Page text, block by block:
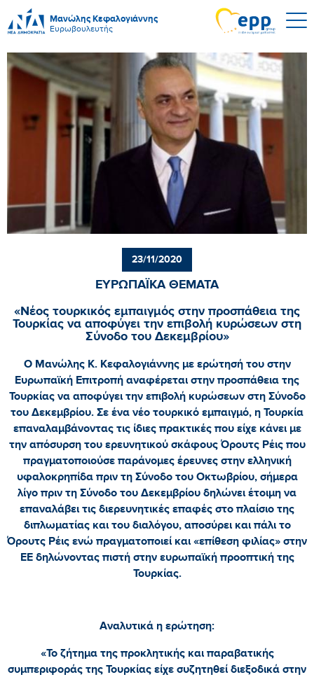
Μανώλης Κεφαλογιάννης
Ευρωβουλευτής
23/11/2020
ΕΥΡΩΠΑΪΚΑ ΘΕΜΑΤΑ
«Νέος τουρκικός εμπαιγμός στην προσπάθεια της
Τουρκίας να αποφύγει την επιβολή κυρώσεων στη
Σύνοδο του Δεκεμβρίου»
Ο Μανώλης Κ. Κεφαλογιάννης με ερώτησή του στην
Ευρωπαϊκή Επιτροπή αναφέρεται στην προσπάθεια της
Τουρκίας να αποφύγει την επιβολή κυρώσεων στη Σύνοδο
του Δεκεμβρίου. Σε ένα νέο τουρκικό εμπαιγμό, η Τουρκία
επαναλαμβάνοντας τις ίδιες πρακτικές που είχε κάνει με
την απόσυρση του ερευνητικού σκάφους Όρουτς Ρέις που
πραγματοποιούσε παράνομες έρευνες στην ελληνική
υφαλοκρηπίδα πριν τη Σύνοδο του Οκτωβρίου, σήμερα
λίγο πριν τη Σύνοδο του Δεκεμβρίου δηλώνει έτοιμη να
επαναλάβει τις διερευνητικές επαφές στο πλαίσιο της
διπλωματίας και του διαλόγου, αποσύρει και πάλι το
Όρουτς Ρέις ενώ πραγματοποιεί και «επίθεση φιλίας» στην
ΕΕ δηλώνοντας πιστή στην ευρωπαϊκή προοπτική της
Τουρκίας.
Αναλυτικά η ερώτηση:
«Το ζήτημα της προκλητικής και παραβατικής
συμπεριφοράς της Τουρκίας είχε συζητηθεί διεξοδικά στην